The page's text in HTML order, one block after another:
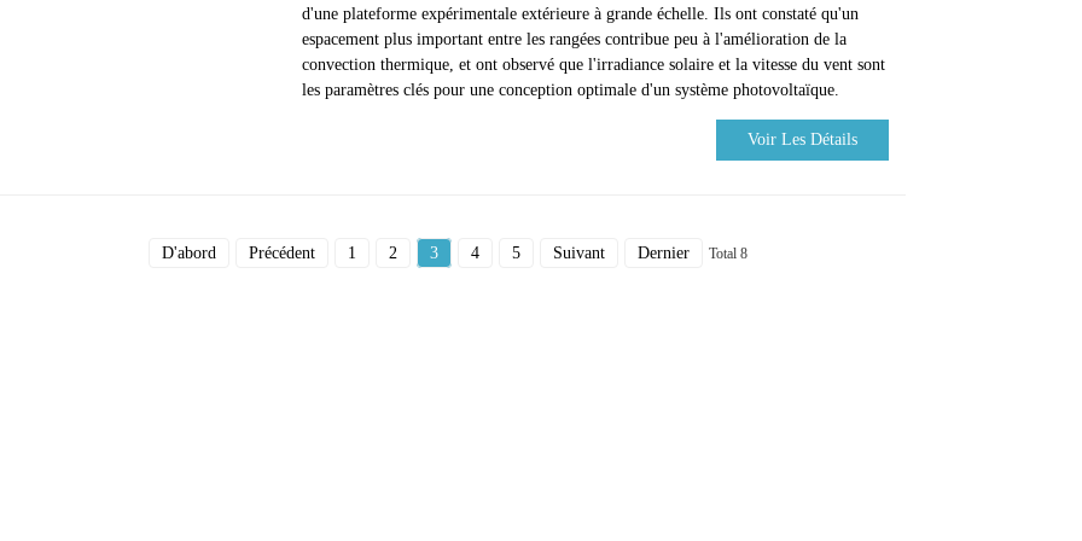
d'une plateforme expérimentale extérieure à grande échelle. Ils ont constaté qu'un
espacement plus important entre les rangées contribue peu à l'amélioration de la
convection thermique, et ont observé que l'irradiance solaire et la vitesse du vent sont
les paramètres clés pour une conception optimale d'un système photovoltaïque.
Voir Les Détails
D'abord Précédent 1 2 3 4 5 Suivant Dernier Total 8